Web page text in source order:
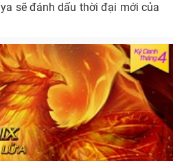
sẽ đánh dấu thời đại mới của